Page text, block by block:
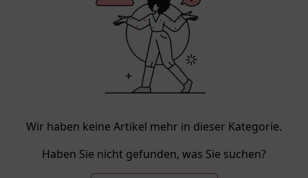
Wir haben keine Artikel mehr in dieser Kategorie.
Haben Sie nicht gefunden, was Sie suchen?